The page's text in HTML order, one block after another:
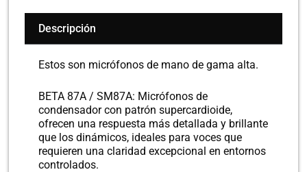
Descripción
Estos son micrófonos de mano de gama alta.
BETA 87A / SM87A: Micrófonos de
condensador con patrón supercardioide,
ofrecen una respuesta más detallada y brillante
que los dinámicos, ideales para voces que
requieren una claridad excepcional en entornos
controlados.